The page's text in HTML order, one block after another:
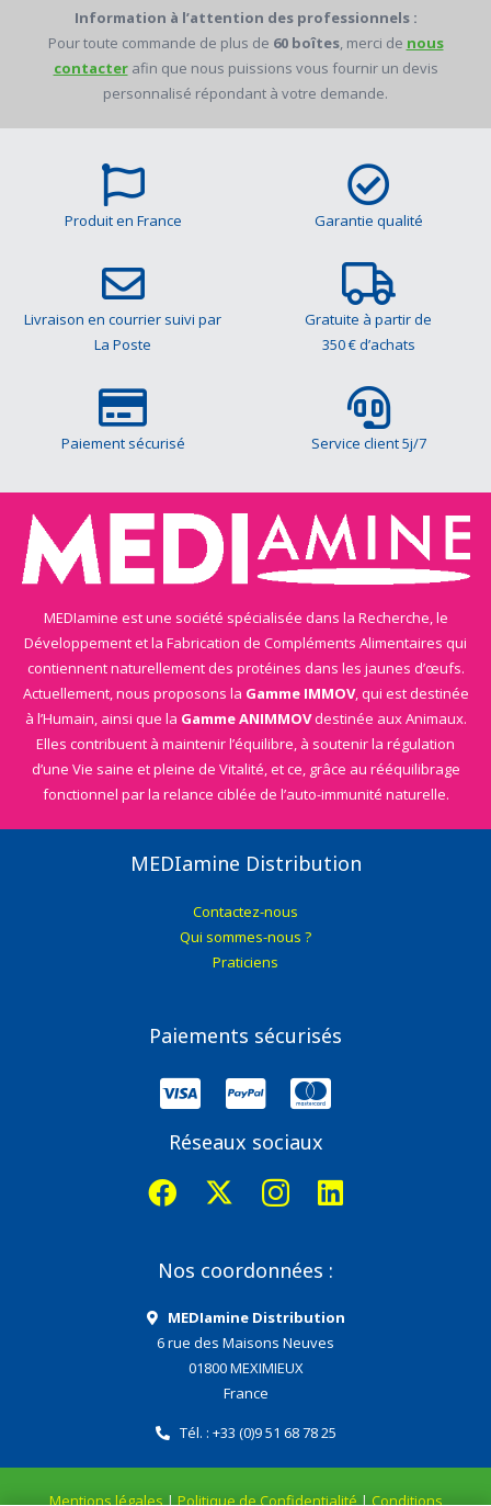
Information à l’attention des professionnels :
Pour toute commande de plus de 60 boîtes, merci de nous
contacterafin que nous puissions vous fournir un devis
personnalisé répondant à votre demande.
Produit en France Garantie qualité
Livraison en courrier suivi par
La Poste
Gratuite à partir de
350 € d’achats
Paiement sécurisé Service client 5j/7
MEDIamine est une société spécialisée dans la Recherche, le
Développement et la Fabrication de Compléments Alimentaires qui
contiennent naturellement des protéines dans les jaunes d’œufs.
Actuellement, nous proposons la Gamme IMMOV, qui est destinée
à l’Humain, ainsi que la Gamme ANIMMOVdestinée aux Animaux.
Elles contribuent à maintenir l’équilibre, à soutenir la régulation
d’une Vie saine et pleine de Vitalité, et ce, grâce au rééquilibrage
fonctionnel par la relance ciblée de l’auto-immunité naturelle.
MEDIamine Distribution
Contactez-nous
Qui sommes-nous ?
Praticiens
Paiements sécurisés
Réseaux sociaux
Nos coordonnées :
MEDIamine Distribution
6 rue des Maisons Neuves
01800 MEXIMIEUX
France
Tél. : +33 (0)9 51 68 78 25
Mentions légales|Politique de Confidentialité|Conditions